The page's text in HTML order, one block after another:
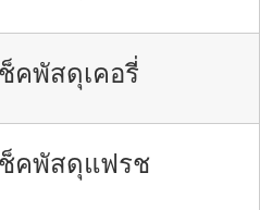
ช็คพัสดุเคอรี่
ช็คพัสดุแฟรช